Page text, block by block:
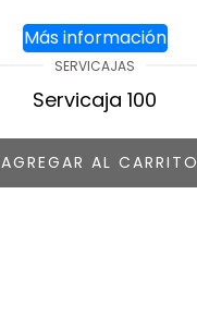
Más información
SERVICAJAS
Servicaja 100
AGREGAR AL CARRITO